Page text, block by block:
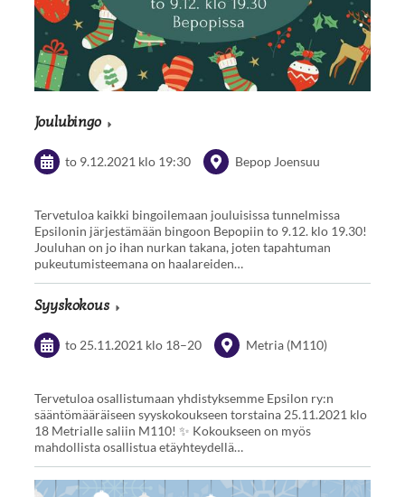
Joulubingo
to 9.12.2021 klo 19:30 Bepop Joensuu
Tervetuloa kaikki bingoilemaan jouluisissa tunnelmissa
Epsilonin järjestämään bingoon Bepopiin to 9.12. klo 19.30!
Jouluhan on jo ihan nurkan takana, joten tapahtuman
pukeutumisteemana on haalareiden…
Syyskokous
to 25.11.2021 klo 18–20 Metria (M110)
Tervetuloa osallistumaan yhdistyksemme Epsilon ry:n
sääntömääräiseen syyskokoukseen torstaina 25.11.2021 klo
18 Metrialle saliin M110! ✨ Kokoukseen on myös
mahdollista osallistua etäyhteydellä…